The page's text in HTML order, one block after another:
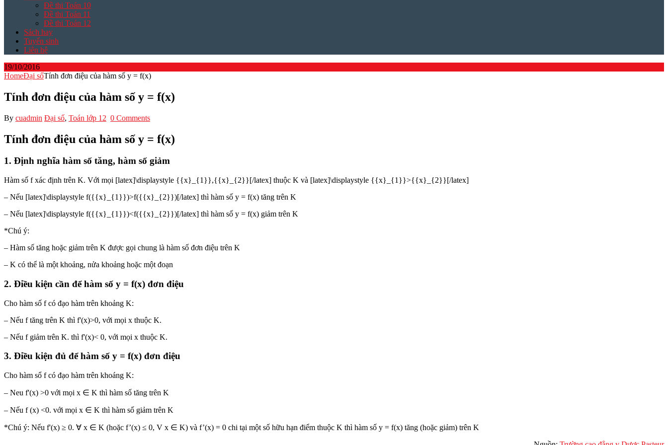
Đề thi Toán 10
Đề thi Toán 11
Đề thi Toán 12
Sách hay
Tuyển sinh
Liên hệ
19/10/2016
HomeĐại sốTính đơn điệu của hàm số y = f(x)
Tính đơn điệu của hàm số y = f(x)
By cuadmin Đại số, Toán lớp 12 0 Comments
Tính đơn điệu của hàm số y = f(x)
1. Định nghĩa hàm số tăng, hàm số giảm
Hàm số f xác định trên K. Với mọi [latex]\displaystyle {{x}_{1}},{{x}_{2}}[/latex] thuộc K và [latex]\displaystyle {{x}_{1}}>{{x}_{2}}[/latex]
– Nếu [latex]\displaystyle f({{x}_{1}})>f({{x}_{2}})[/latex] thì hàm số y = f(x) tăng trên K
– Nếu [latex]\displaystyle f({{x}_{1}})<f({{x}_{2}})[/latex] thì hàm số y = f(x) giảm trên K
*Chú ý:
– Hàm số tăng hoặc giảm trên K được gọi chung là hàm số đơn điệu trên K
– K có thể là một khoảng, nửa khoảng hoặc một đoạn
2. Điều kiện cần để hàm số y = f(x) đơn điệu
Cho hàm số f có đạo hàm trên khoảng K:
– Nếu f tăng trên K thì f'(x)>0, với mọi x thuộc K.
– Nếu f giảm trên K. thì f'(x)< 0, với mọi x thuộc K.
3. Điều kiện đủ để hàm số y = f(x) đơn điệu
Cho hàm sổ f có đạo hàm trên khoáng K:
– Neu f'(x) >0 với mọi x ∈ K thì hàm số tăng trên K
– Nếu f (x) <0. với mọi x ∈ K thì hàm số giảm trên K
*Chú ý: Nếu f'(x) ≥ 0. ∀ x ∈ K (hoặc f’(x) ≤ 0, V x ∈ K) và f’(x) = 0 chi tại một số hữu hạn điểm thuộc K thì hàm số y = f(x) tăng (hoặc giảm) trên K